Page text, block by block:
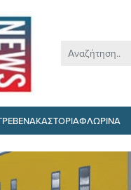
ΚΑΣΤΟΡΙΑΦΛΩΡΙΝΑ